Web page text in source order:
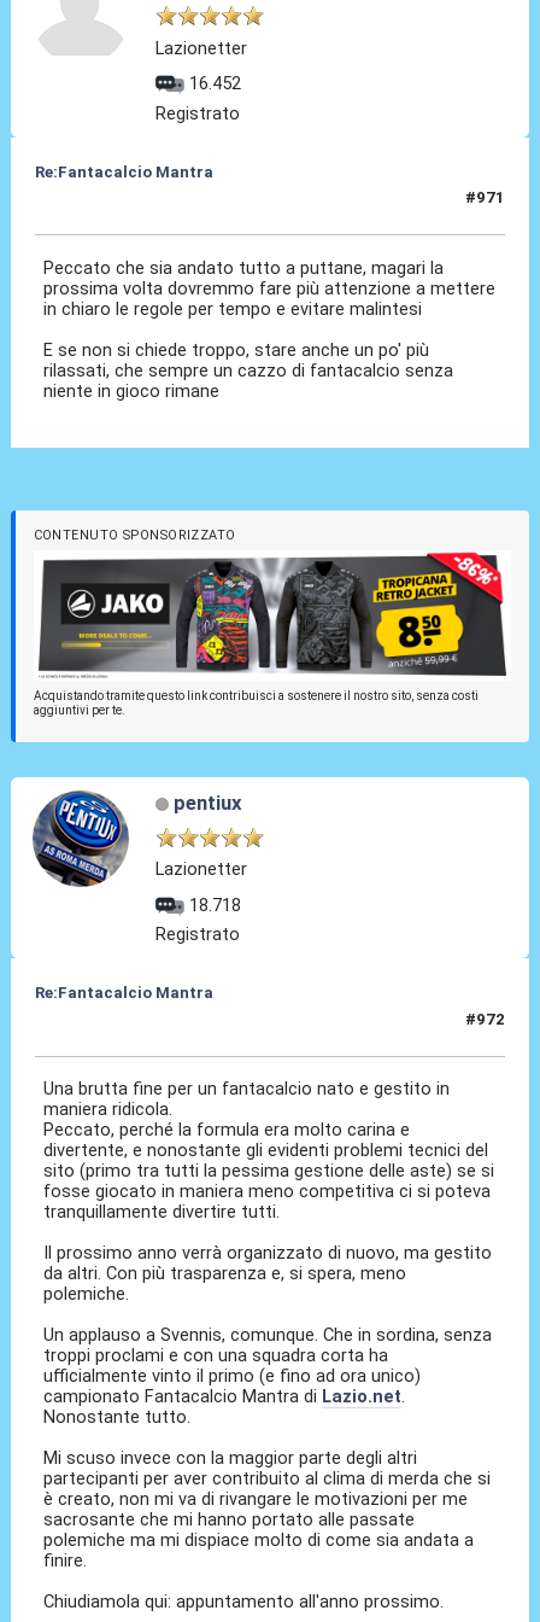
Lazionetter
16.452
Registrato
Re:Fantacalcio Mantra
#971
Peccato che sia andato tutto a puttane, magari la
prossima volta dovremmo fare più attenzione a mettere
in chiaro le regole per tempo e evitare malintesi
E se non si chiede troppo, stare anche un po' più
rilassati, che sempre un cazzo di fantacalcio senza
niente in gioco rimane
CONTENUTO SPONSORIZZATO
Acquistando tramite questo link contribuisci a sostenere il nostro sito, senza costi
aggiuntivi per te.
pentiux
Lazionetter
18.718
Registrato
Re:Fantacalcio Mantra
#972
Una brutta fine per un fantacalcio nato e gestito in
maniera ridicola.
Peccato, perché la formula era molto carina e
divertente, e nonostante gli evidenti problemi tecnici del
sito (primo tra tutti la pessima gestione delle aste) se si
fosse giocato in maniera meno competitiva ci si poteva
tranquillamente divertire tutti.
Il prossimo anno verrà organizzato di nuovo, ma gestito
da altri. Con più trasparenza e, si spera, meno
polemiche.
Un applauso a Svennis, comunque. Che in sordina, senza
troppi proclami e con una squadra corta ha
ufficialmente vinto il primo (e fino ad ora unico)
campionato Fantacalcio Mantra di Lazio.net.
Nonostante tutto.
Mi scuso invece con la maggior parte degli altri
partecipanti per aver contribuito al clima di merda che si
è creato, non mi va di rivangare le motivazioni per me
sacrosante che mi hanno portato alle passate
polemiche ma mi dispiace molto di come sia andata a
finire.
Chiudiamola qui: appuntamento all'anno prossimo.